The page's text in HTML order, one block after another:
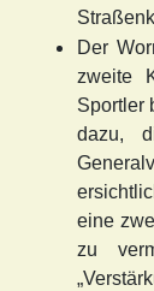
Der
zweite
Sportler
dazu,
eine
zu